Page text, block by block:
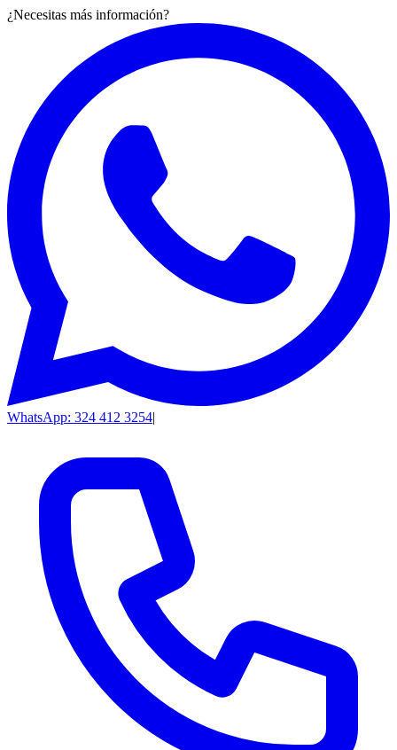
¿Necesitas más información?
WhatsApp: 324 412 3254|